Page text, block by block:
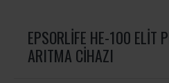
EPSORLIFE HE-100 ELIT
ARITMA CIHAZI